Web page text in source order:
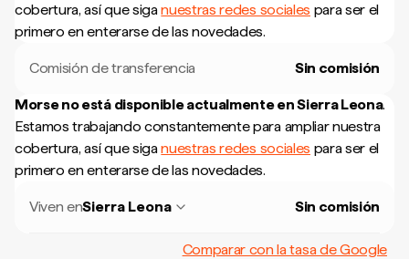
cobertura, así que siganuestras redes sociales para ser el
primero en enterarse de las novedades.
Comisión de transferencia Sin comisión
Morse no está disponible actualmente enSierra Leona.
Estamos trabajando constantemente para ampliar nuestra
cobertura, así que siganuestras redes sociales para ser el
primero en enterarse de las novedades.
Viven enSierra Leona Sin comisión
Comparar con la tasa de Google